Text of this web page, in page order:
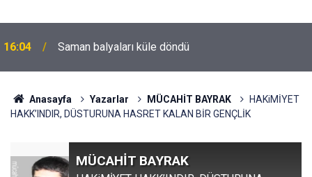
16:04 Saman balyaları küle döndü
Anasayfa Yazarlar MÜCAHİT BAYRAK
HAKiMİYET
HAKK’INDIR, DÜSTURUNA HASRET KALAN BİR GENÇLİK
MÜCAHİT BAYRAK